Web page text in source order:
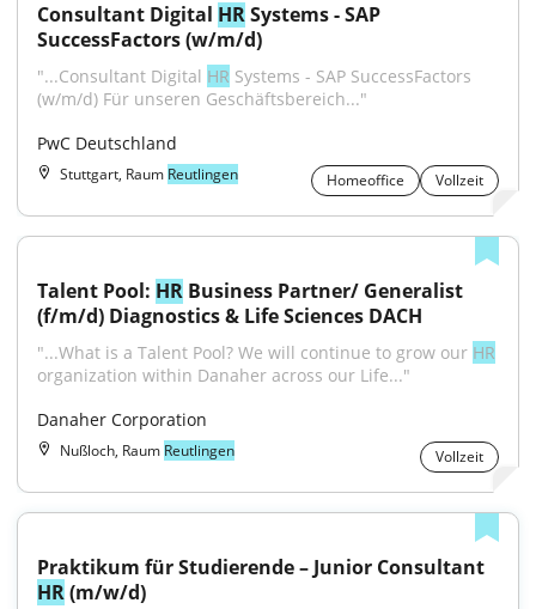
Consultant Digital HR Systems - SAP
SuccessFactors (w/m/d)
"...Consultant Digital HR Systems - SAP SuccessFactors
(w/m/d) Für unseren Geschäftsbereich..."
PwC Deutschland
Stuttgart, Raum Reutlingen Homeoffice Vollzeit
Talent Pool: HR Business Partner/ Generalist
(f/m/d) Diagnostics & Life Sciences DACH
"...What is a Talent Pool? We will continue to grow our HR
organization within Danaher across our Life..."
Danaher Corporation
Nußloch, Raum Reutlingen Vollzeit
HR (m/w/d)